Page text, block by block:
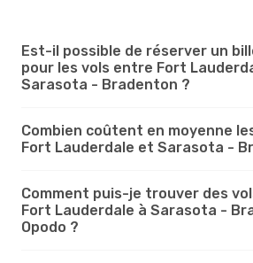
Est-il possible de réserver un
pour les vols entre Fort
Sarasota - Bradenton ?
Combien coûtent en moyenne
Fort Lauderdale et Sarasota -
Comment puis-je trouver des
Fort Lauderdale à Sarasota -
Opodo ?